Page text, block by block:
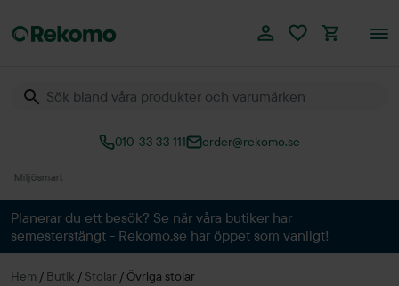
010-33 33 111 order@rekomo.se
Planerar du ett besök? Se när våra butiker har
semesterstängt - Rekomo.se har öppet som vanligt!
Hem / Butik / Stolar / Övriga stolar